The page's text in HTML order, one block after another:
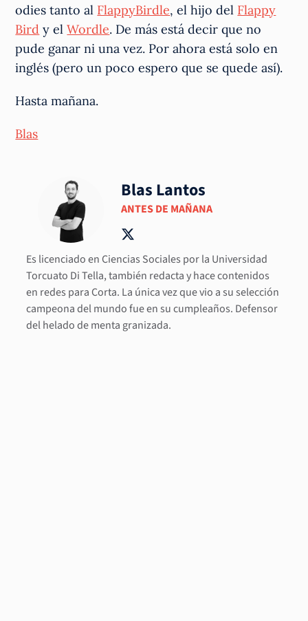
odies tanto al FlappyBirdle, el hijo del Flappy
Bird y elWordle. De más está decir que no
pude ganar ni una vez. Por ahora está solo en
inglés (pero un poco espero que se quede así).
Hasta mañana.
Blas
Blas Lantos
ANTES DE MAÑANA
Es licenciado en Ciencias Sociales por la Universidad
Torcuato Di Tella, también redacta y hace contenidos
en redes para Corta. La única vez que vio a su selección
campeona del mundo fue en su cumpleaños. Defensor
del helado de menta granizada.